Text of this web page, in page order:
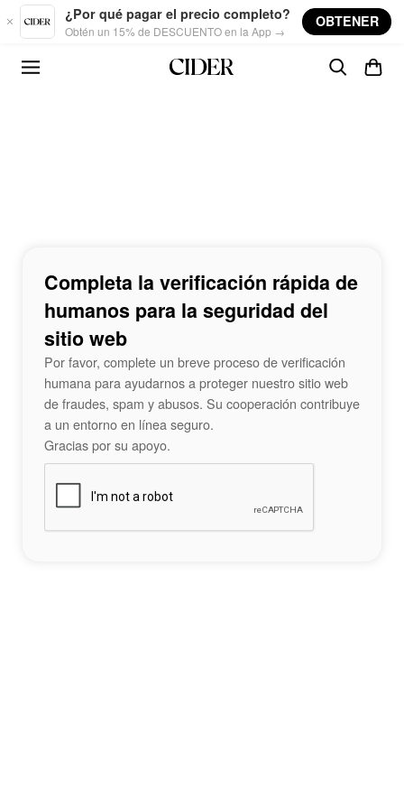
Skip to main content
¿Por qué pagar el precio completo?
Obtén un 15% de DESCUENTO en la App →
OBTENER
Completa la verificación rápida de
humanos para la seguridad del
sitio web
Por favor, complete un breve proceso de verificación
humana para ayudarnos a proteger nuestro sitio web
de fraudes, spam y abusos. Su cooperación contribuye
a un entorno en línea seguro.
Gracias por su apoyo.